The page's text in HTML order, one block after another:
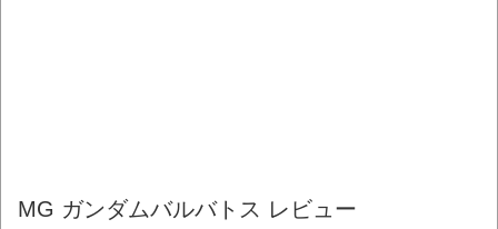
MG ガンダムバルバトス レビュー